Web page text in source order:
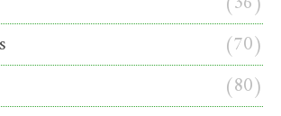
(70)
(80)